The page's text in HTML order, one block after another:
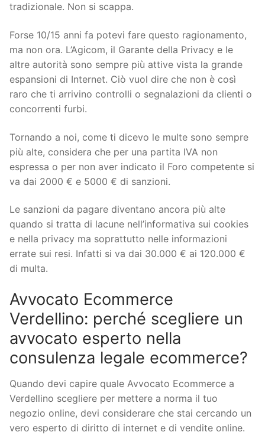
tradizionale. Non si scappa.
Forse 10/15 anni fa potevi fare questo ragionamento,
ma non ora. L’Agicom, il Garante della Privacy e le
altre autorità sono sempre più attive vista la grande
espansioni di Internet. Ciò vuol dire che non è così
raro che ti arrivino controlli o segnalazioni da clienti o
concorrenti furbi.
Tornando a noi, come ti dicevo le multe sono sempre
più alte, considera che per una partita IVA non
espressa o per non aver indicato il Foro competente si
va dai 2000 € e 5000 € di sanzioni.
Le sanzioni da pagare diventano ancora più alte
quando si tratta di lacune nell’informativa sui cookies
e nella privacy ma soprattutto nelle informazioni
errate sui resi. Infatti si va dai 30.000 € ai 120.000 €
di multa.
Avvocato Ecommerce
Verdellino: perché scegliere un
avvocato esperto nella
consulenza legale ecommerce?
Quando devi capire quale Avvocato Ecommerce a
Verdellino scegliere per mettere a norma il tuo
negozio online, devi considerare che stai cercando un
vero esperto di diritto di internet e di vendite online.